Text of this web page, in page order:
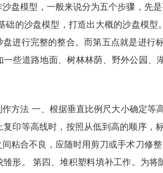
盘模型，一般来说分为五个步骤，先
础的沙盘模型，打造出大概的沙盘模
进行完整的整合。而第五点就是进
些道路地面、树林林荫、野外公园
方法 一、根据垂直比例尺大小确定
印等高线时，按照从低到高的顺序
粘合不良，应随时用剪刀或手术刀修
形。 第四、堆积塑料填补工作。为